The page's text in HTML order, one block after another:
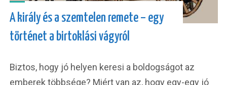
A király és a szemtelen remete – egy
történet a birtoklási vágyról
Biztos, hogy jó helyen keresi a boldogságot az
emberek többsége? Miért van az, hogy egy-egy jó